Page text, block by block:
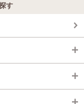
す